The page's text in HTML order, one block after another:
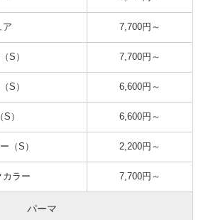
ア 7,700円～
S） 7,700円～
S） 6,600円～
） 6,600円～
（S） 2,200円～
カラー 7,700円～
パーマ